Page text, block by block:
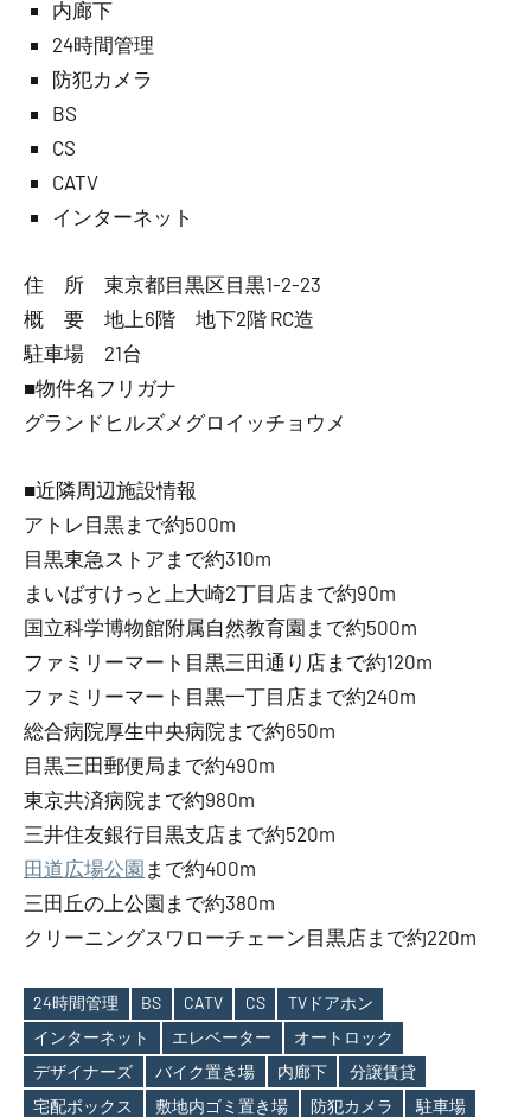
内廊下
24時間管理
防犯カメラ
BS
CS
CATV
インターネット
住 所 東京都目黒区目黒1-2-23
概 要 地上6階 地下2階 RC造
駐車場 21台
■物件名フリガナ
グランドヒルズメグロイッチョウメ
■近隣周辺施設情報
アトレ目黒まで約500m
目黒東急ストアまで約310m
まいばすけっと上大崎2丁目店まで約90m
国立科学博物館附属自然教育園まで約500m
ファミリーマート目黒三田通り店まで約120m
ファミリーマート目黒一丁目店まで約240m
総合病院厚生中央病院まで約650m
目黒三田郵便局まで約490m
東京共済病院まで約980m
三井住友銀行目黒支店まで約520m
田道広場公園 まで約400m
三田丘の上公園まで約380m
クリーニングスワローチェーン目黒店まで約220m
Tags
24時間管理 BS CATV CS
TVドアホン
インターネット
エレベーター
オートロック
デザイナーズ
バイク置き場 内廊下
分譲賃貸
宅配ボックス
敷地内ゴミ置き場 防犯カメラ
駐車場